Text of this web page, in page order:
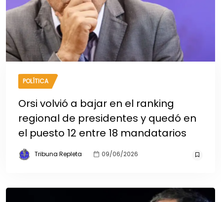
POLÍTICA
Orsi volvió a bajar en el ranking
regional de presidentes y quedó en
el puesto 12 entre 18 mandatarios
Tribuna Repleta 09/06/2026